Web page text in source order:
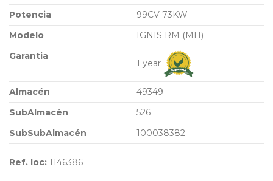
Potencia
99CV 73KW
Modelo
IGNIS RM (MH)
Garantia
1 year
Almacén
49349
SubAlmacén
526
SubSubAlmacén
100038382
Ref. loc: 1146386